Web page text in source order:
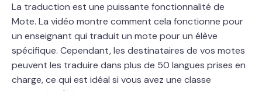
La traduction est une puissante fonctionnalité de
Mote. La vidéo montre comment cela fonctionne pour
un enseignant qui traduit un mote pour un élève
spécifique. Cependant, les destinataires de vos motes
peuvent les traduire dans plus de 50 langues prises en
charge, ce qui est idéal si vous avez une classe